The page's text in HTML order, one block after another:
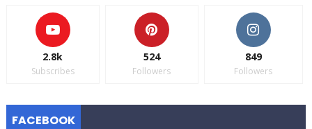
2.8k
Subscribes
524
Followers
849
Followers
FACEBOOK